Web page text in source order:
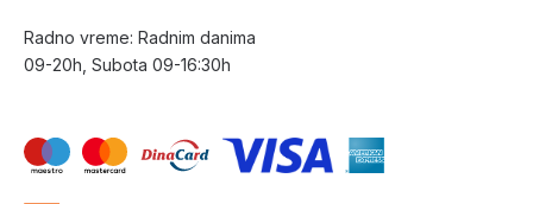
Radno vreme: Radnim danima
09-20h, Subota 09-16:30h